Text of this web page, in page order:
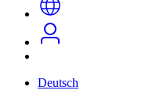
Deutsch